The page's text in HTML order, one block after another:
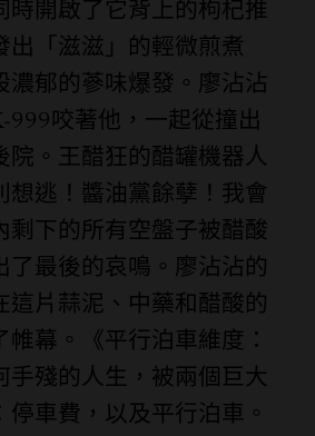
時開啟了它背上的枸杞推
出「滋滋」的輕微煎煮
濃郁的蔘味爆發。廖沾沾
999咬著他，一起從撞出
院。王醋狂的醋罐機器人
想逃！醬油黨餘孽！我會
剩下的所有空盤子被醋酸
了最後的哀鳴。廖沾沾的
這片蒜泥、中藥和醋酸的
帷幕。《平行泊車維度：
手殘的人生，被兩個巨大
停車費，以及平行泊車。